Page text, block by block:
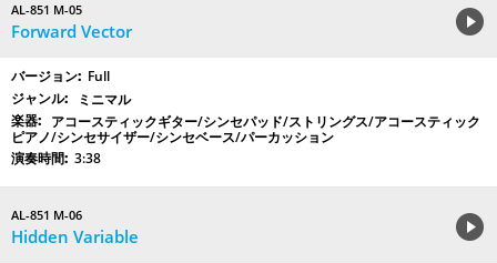
AL-851 M-05
Forward Vector
Full
ミニマル
アコースティックギター/シンセパッド/ストリングス/アコースティック
ピアノ/シンセサイザー/シンセベース/パーカッション
3:38
AL-851 M-06
Hidden Variable